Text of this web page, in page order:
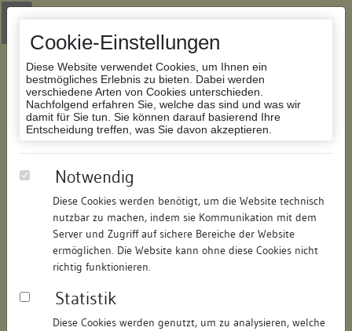
Cookie-Einstellungen
Diese Website verwendet Cookies, um Ihnen ein
bestmögliches Erlebnis zu bieten. Dabei werden
verschiedene Arten von Cookies unterschieden.
Nachfolgend erfahren Sie, welche das sind und was wir
damit für Sie tun. Sie können darauf basierend Ihre
Entscheidung treffen, was Sie davon akzeptieren.
Notwendig
Diese Cookies werden benötigt, um die Website technisch
nutzbar zu machen, indem sie Kommunikation mit dem
Server und Zugriff auf sichere Bereiche der Website
ermöglichen. Die Website kann ohne diese Cookies nicht
richtig funktionieren.
Statistik
Diese Cookies werden genutzt, um zu analysieren, welche
Zur Navigation springen
Zum Inhalt der Website springen
Datenbank Bauforschung/Restaurierung
321315059106/Datum:09.07.2008
Datenbestand:
Bauforschung
Als PDF herunterladen:
Objektdaten